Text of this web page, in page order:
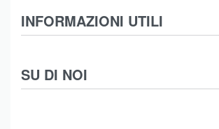
Abbigliamento
Intimo
Moda Mare
SU DI NOI
INFORMAZIONI UTILI
Termini e Condizioni
Spedizioni